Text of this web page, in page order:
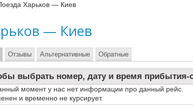
Харьков — Киев
— Киев
выбрать номер, дату и время прибытия-
момент у нас нет информации про данный рейс.
и временно не курсирует.
Отзывы Альтернативные Обратные